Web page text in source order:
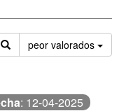
peor valorados
: 12-04-2025